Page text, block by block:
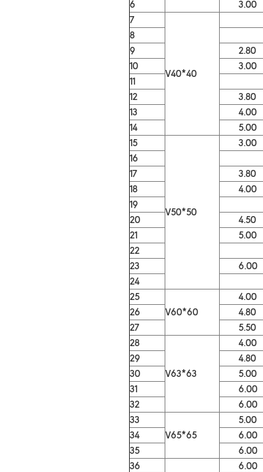
6
3.00
7
V40*40
8
9
2.80
10
3.00
11
12
3.80
13
4.00
14
5.00
15
V50*50
3.00
16
17
3.80
18
4.00
19
20
4.50
21
5.00
22
23
6.00
24
25
V60*60
4.00
26
4.80
27
5.50
28
V63*63
4.00
29
4.80
30
5.00
31
6.00
32
6.00
33
V65*65
5.00
34
6.00
35
6.00
36
6.00